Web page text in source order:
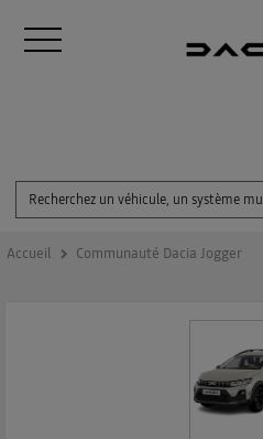
Accueil Communauté Dacia Jogger